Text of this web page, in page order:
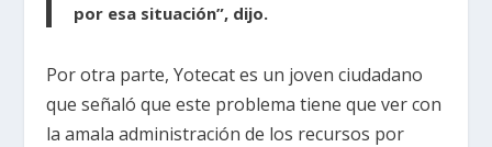
por esa situación”, dijo.
Por otra parte, Yotecat es un joven ciudadano
que señaló que este problema tiene que ver con
la amala administración de los recursos por